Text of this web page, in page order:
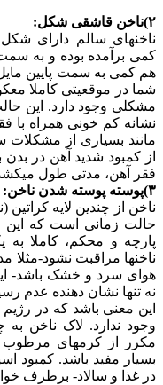
۲)ناخن قاشقی شکل:
ناخنهای سالم دارای
کمی برآمده بوده و به
هم کمی به سمت پایین
شما در موقعیتی کاملا
مشکلی وجود دارد. این
مانند بسیاری از
از کمبود شدید آهن در
فقر آهن، مدتی طول میکشد
۳)پوسته پوسته شدن ناخن:
ناخن از چندین لایه
حالت زمانی است که این
پارچه و محکم، کاملا به
ناخنها مراقبت نشود-
هوای سرد و خشک باشد-
نه تنها نشان دهنده عدم
این معنی باشد که در رژیم
وجود ندارد. لاک ناخن
مکرر از کرمهای مرطوب
بسیار مفید باشد. کمبود
در غذا و سالاد- برطرف